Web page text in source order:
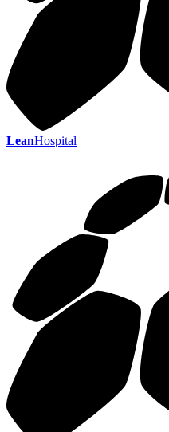
LeanHospital